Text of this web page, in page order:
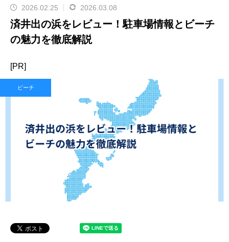
2026.02.25 2026.03.08
済井出の浜をレビュー！駐車場情報とビーチ
の魅力を徹底解説
[PR]
ビーチ